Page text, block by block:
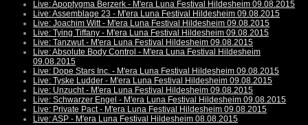
Live: Apoptygma Berzerk - M'era Luna Festival Hildesheim 09.08.2015
Live: Assemblage 23 - M'era Luna Festival Hildesheim 09.08.2015
Live: Joachim Witt - M'era Luna Festival Hildesheim 09.08.2015
Live: Tying Tiffany - M'era Luna Festival Hildesheim 09.08.2015
Live: Tanzwut - M'era Luna Festival Hildesheim 09.08.2015
Live: Absolute Body Control - M'era Luna Festival Hildesheim
09.08.2015
Live: Dope Stars Inc. - M'era Luna Festival Hildesheim 09.08.2015
Live: Tyske Ludder - M'era Luna Festival Hildesheim 09.08.2015
Live: Unzucht - M'era Luna Festival Hildesheim 09.08.2015
Live: Schwarzer Engel - M'era Luna Festival Hildesheim 09.08.2015
Live: Private Pact - M'era Luna Festival Hildesheim 09.08.2015
Live: ASP - M'era Luna Festival Hildesheim 08.08.2015